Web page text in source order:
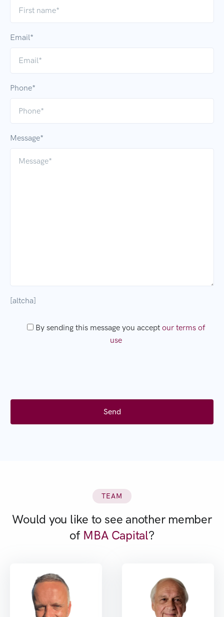
Email*
Phone*
Message*
[altcha]
By sending this message you accept our terms of
use
TEAM
Would you like to see another member
of MBA Capital?